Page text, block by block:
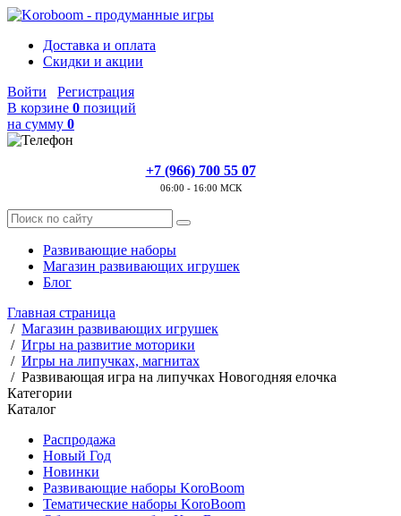
Доставка и оплата
Скидки и акции
Войти
Регистрация
В корзине 0 позиций
на сумму 0
+7 (966) 700 55 07
06:00 - 16:00 МСК
Развивающие наборы
Магазин развивающих игрушек
Блог
Главная страница
/ Магазин развивающих игрушек
/ Игры на развитие моторики
/ Игры на липучках, магнитах
/ Развивающая игра на липучках Новогодняя елочка
Категории
Каталог
Распродажа
Новый Год
Новинки
Развивающие наборы KoroBoom
Тематические наборы KoroBoom